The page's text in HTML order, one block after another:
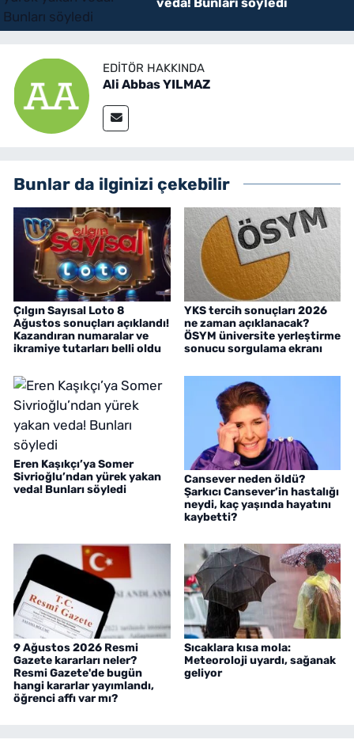
veda! Bunları söyledi
EDITÖR HAKKINDA
Ali Abbas YILMAZ
Bunlar da ilginizi çekebilir
Çılgın Sayısal Loto 8
Ağustos sonuçları açıklandı!
Kazandıran numaralar ve
ikramiye tutarları belli oldu
YKS tercih sonuçları 2026
ne zaman açıklanacak?
ÖSYM üniversite yerleştirme
sonucu sorgulama ekranı
Eren Kaşıkçı’ya Somer
Sivrioğlu’ndan yürek yakan
veda! Bunları söyledi
Cansever neden öldü?
Şarkıcı Cansever’in hastalığı
neydi, kaç yaşında hayatını
kaybetti?
9 Ağustos 2026 Resmi
Gazete kararları neler?
Resmi Gazete'de bugün
hangi kararlar yayımlandı,
öğrenci affı var mı?
Sıcaklara kısa mola:
Meteoroloji uyardı, sağanak
geliyor